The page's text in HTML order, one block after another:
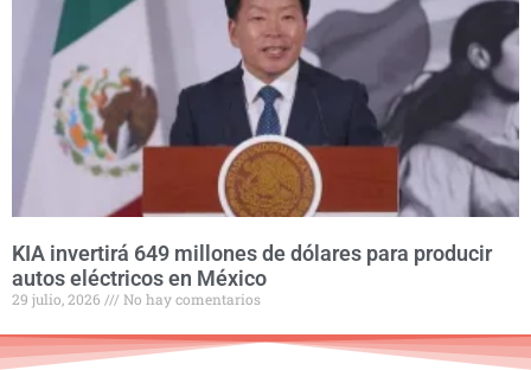
KIA invertirá 649 millones de dólares para producir
autos eléctricos en México
29 julio, 2026 No hay comentarios